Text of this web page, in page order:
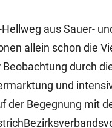
aus Sauer-
allein schon die
durch
und
der Begegnung mit